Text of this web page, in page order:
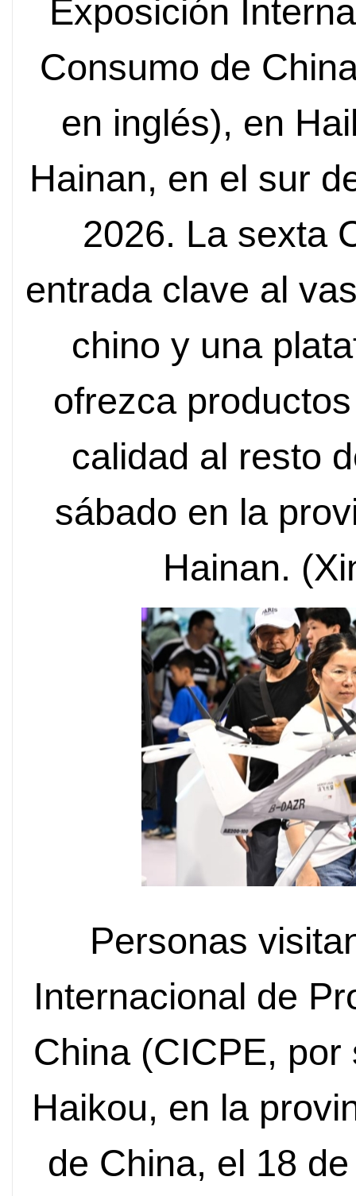
Exposición
Consumo de
en inglés), en
Hainan, en el sur
2026. La sexta
entrada clave al
chino y una
ofrezca
calidad al resto
sábado en la
Hainan.
Personas
Internacional de
China (CICPE,
Haikou, en la
de China, el 18